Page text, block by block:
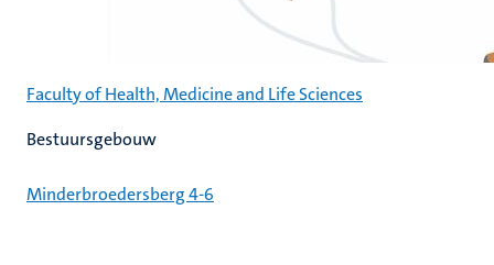
Faculty of Health, Medicine and Life Sciences
Bestuursgebouw
Minderbroedersberg 4-6